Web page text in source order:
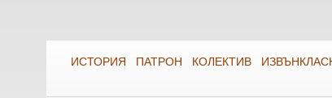
ИСТОРИЯ ПАТРОН КОЛЕКТИВ